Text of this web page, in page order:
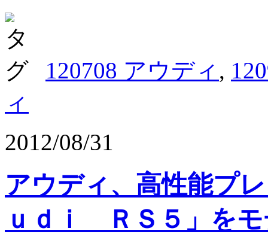
120708 アウディ ,
ィ
2012/08/31
アウディ、高性能プ
ｕｄｉ ＲＳ５」を